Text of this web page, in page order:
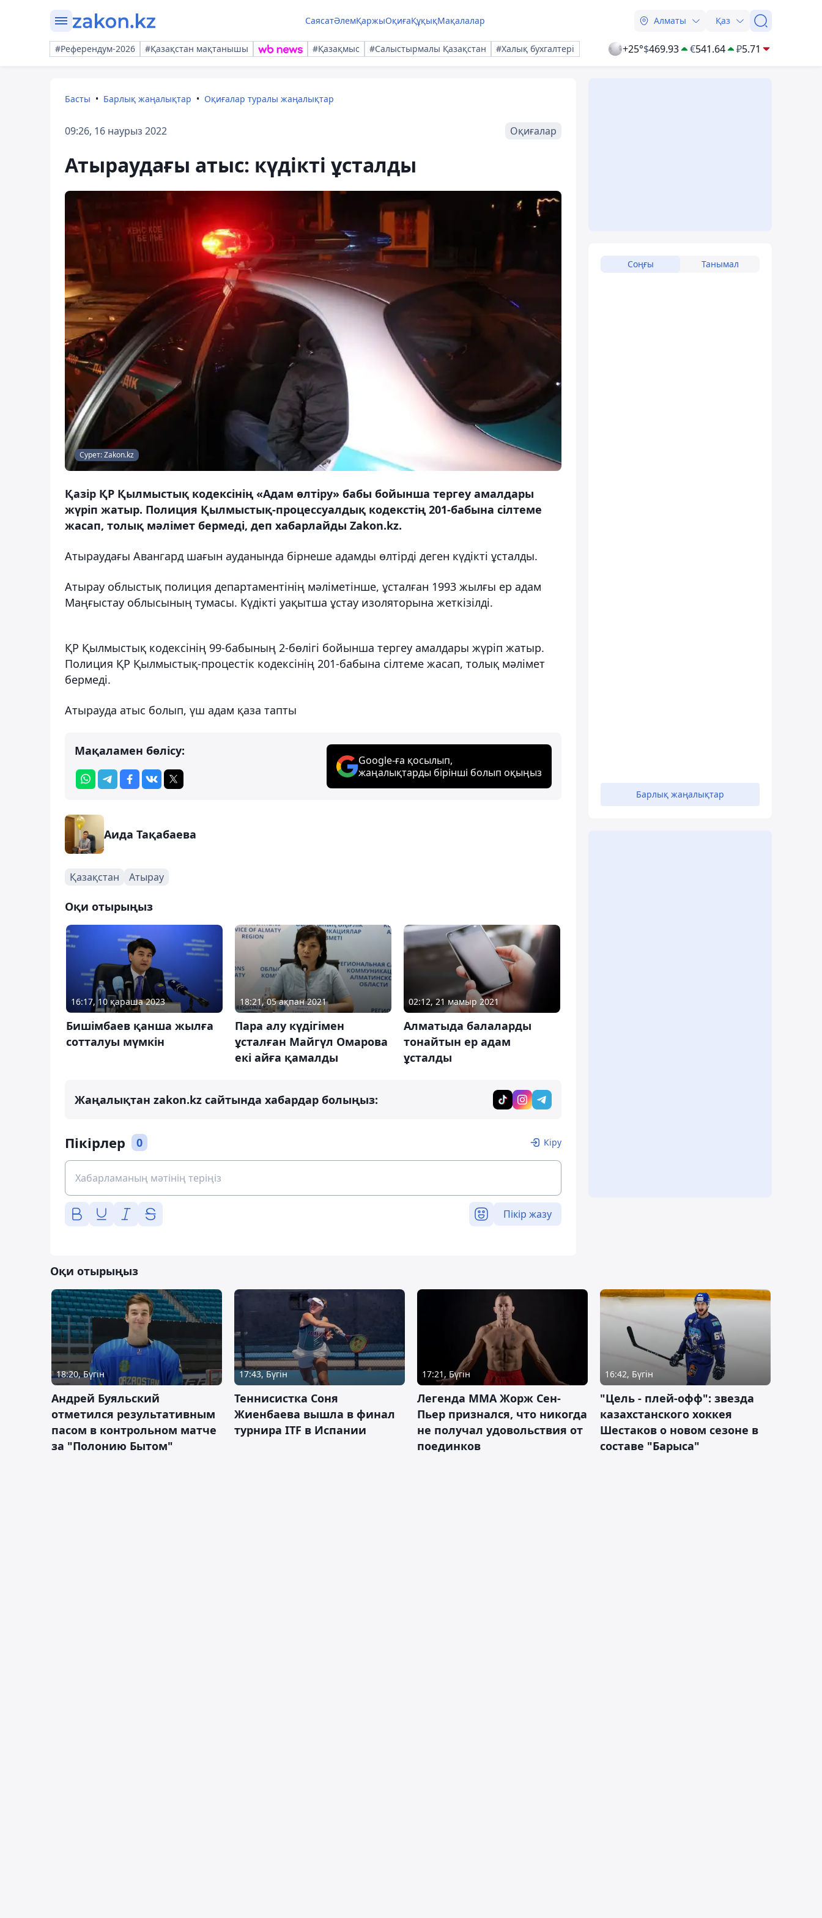
СаясатӘлемҚаржыОқиғаҚұқықМақалалар Алматы Қаз
#Референдум-2026 #Қазақстан мақтанышы #Қазақмыс #Салыстырмалы Қазақстан #Халық бухгалтері +25°$469.93 €541.64 ₽5.71
Басты Барлық жаңалықтар Оқиғалар туралы жаңалықтар
09:26, 16 наурыз 2022 Оқиғалар
Атыраудағы атыс: күдікті ұсталды
Сурет: Zakon.kz
Қазір ҚР Қылмыстық кодексінің «Адам өлтіру» бабы бойынша тергеу амалдары
жүріп жатыр. Полиция Қылмыстық-процессуалдық кодекстің 201-бабына сілтеме
жасап, толық мәлімет бермеді, деп хабарлайды Zakon.kz.
Атыраудағы Авангард шағын ауданында бірнеше адамды өлтірді деген күдікті ұсталды.
Атырау облыстық полиция департаментінің мәліметінше, ұсталған 1993 жылғы ер адам
Маңғыстау облысының тумасы. Күдікті уақытша ұстау изоляторына жеткізілді.
ҚР Қылмыстық кодексінің 99-бабының 2-бөлігі бойынша тергеу амалдары жүріп жатыр.
Полиция ҚР Қылмыстық-процестік кодексінің 201-бабына сілтеме жасап, толық мәлімет
бермеді.
Атырауда атыс болып, үш адам қаза тапты
Мақаламен бөлісу:
Google-ға қосылып,
жаңалықтарды бірінші болып оқыңыз
Аида Тақабаева
Қазақстан Атырау
Оқи отырыңыз
16:17, 10 қараша 2023
Бишімбаев қанша жылға
сотталуы мүмкін
18:21, 05 ақпан 2021
Пара алу күдігімен
ұсталған Майгүл Омарова
екі айға қамалды
02:12, 21 мамыр 2021
Алматыда балаларды
тонайтын ер адам
ұсталды
Жаңалықтан zakon.kz сайтында хабардар болыңыз:
Пікірлер 0 Кіру
Пікір жазу
Соңғы Танымал
Барлық жаңалықтар
Оқи отырыңыз
18:20, Бүгін
Андрей Буяльский
отметился результативным
пасом в контрольном матче
за "Полонию Бытом"
17:43, Бүгін
Теннисистка Соня
Жиенбаева вышла в финал
турнира ITF в Испании
17:21, Бүгін
Легенда ММА Жорж Сен-
Пьер признался, что никогда
не получал удовольствия от
поединков
16:42, Бүгін
"Цель - плей-офф": звезда
казахстанского хоккея
Шестаков о новом сезоне в
составе "Барыса"